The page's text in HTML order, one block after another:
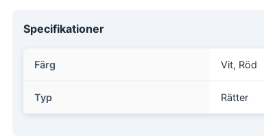
Specifikationer
Färg Vit, Röd
Typ Rätter